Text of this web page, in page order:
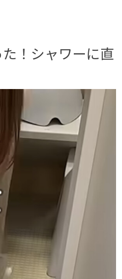
！シャワーに直